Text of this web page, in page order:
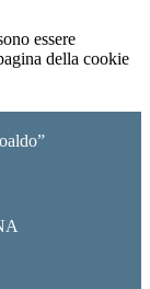
essere
della cookie